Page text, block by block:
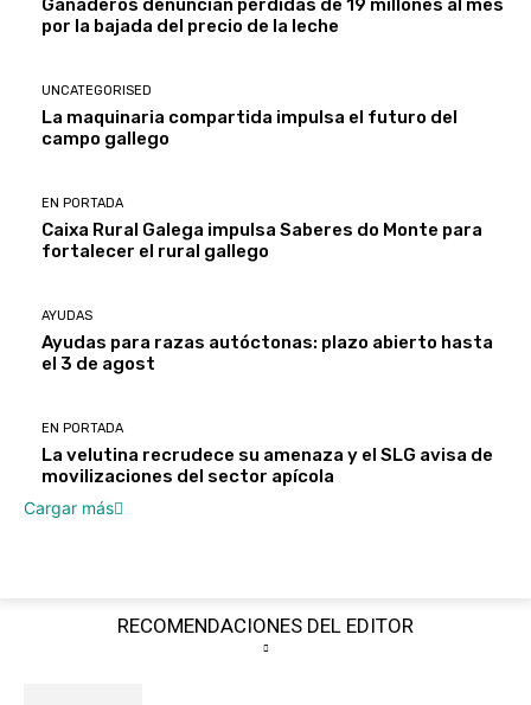
Ganaderos denuncian pérdidas de 19 millones al mes
por la bajada del precio de la leche
UNCATEGORISED
La maquinaria compartida impulsa el futuro del
campo gallego
EN PORTADA
Caixa Rural Galega impulsa Saberes do Monte para
fortalecer el rural gallego
AYUDAS
Ayudas para razas autóctonas: plazo abierto hasta
el 3 de agost
EN PORTADA
La velutina recrudece su amenaza y el SLG avisa de
movilizaciones del sector apícola
Cargar más
RECOMENDACIONES DEL EDITOR